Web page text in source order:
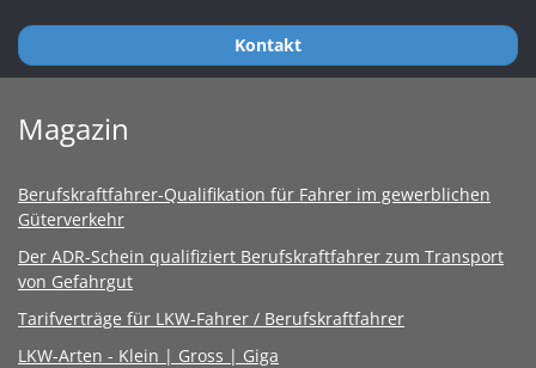
Kontakt
Magazin
Berufskraftfahrer-Qualifikation für Fahrer im gewerblichen
Güterverkehr
Der ADR-Schein qualifiziert Berufskraftfahrer zum Transport
von Gefahrgut
Tarifverträge für LKW-Fahrer / Berufskraftfahrer
LKW-Arten - Klein | Gross | Giga